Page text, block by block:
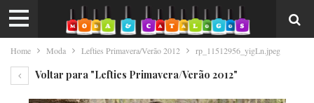
Home Moda Lefties Primavera/Verão 2012 rp_11512956_yigLn.jpeg
Voltar para "Lefties Primavera/Verão 2012"